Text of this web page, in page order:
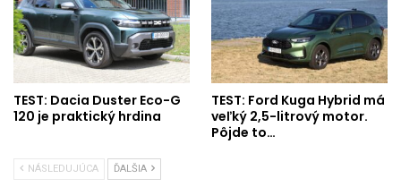
TEST: Dacia Duster Eco-G
120 je praktický hrdina
TEST: Ford Kuga Hybrid má
veľký 2,5-litrový motor.
Pôjde to…
NÁSLEDUJÚCA ĎALŠIA